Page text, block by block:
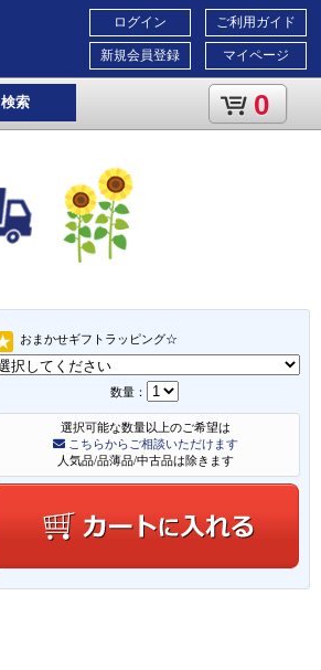
ご利用ガイド
マイページ
ログイン
新規会員登録
検索 0
おまかせギフトラッピング☆
数量：
選択可能な数量以上のご希望は
こちらからご相談いただけます
人気品/品薄品/中古品は除きます